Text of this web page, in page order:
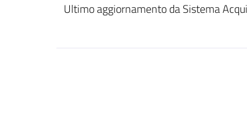
Ultimo aggiornamento da Sistema